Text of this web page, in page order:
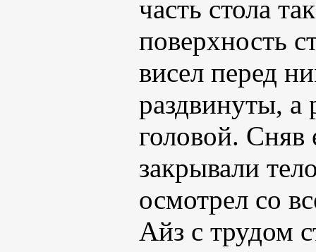
часть стола
поверхность
висел перед
раздвинуты, а
головой. Сняв
закрывали
осмотрел со
Айз с трудом